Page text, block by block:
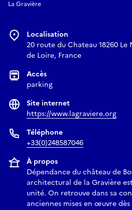
La Gravière
Localisation
20 route du Chateau 18260
de Loire, France
Accès
parking
Site internet
https://www.lagraviere.org
Téléphone
+33(0)248587046
À propos
Dépendance du château de
architectural de la Gravière
unité. On retrouve dans sa
anciennes mises en œuvre